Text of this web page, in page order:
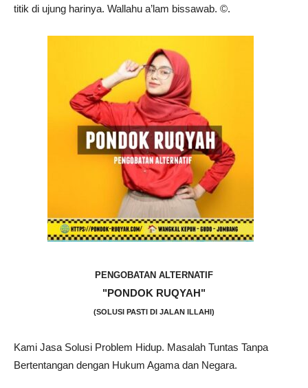
titik di ujung harinya. Wallahu a’lam bissawab. ©️.
PENGOBATAN ALTERNATIF
"PONDOK RUQYAH"
(SOLUSI PASTI DI JALAN ILLAHI)
Kami Jasa Solusi Problem Hidup. Masalah Tuntas Tanpa
Bertentangan dengan Hukum Agama dan Negara.